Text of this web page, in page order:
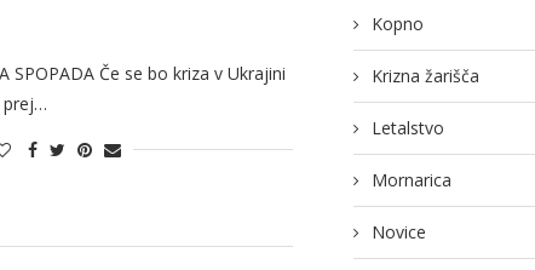
SPOPADA Če se bo kriza v Ukrajini
prej…
Kopno
Krizna žarišča
Letalstvo
Mornarica
Novice